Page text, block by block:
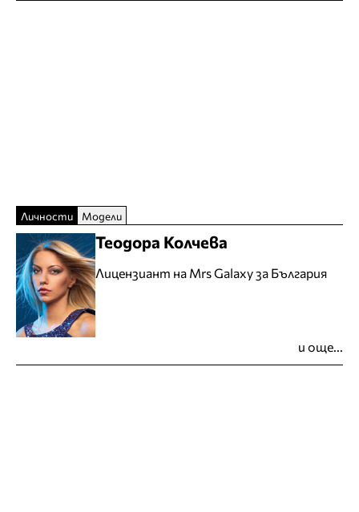
Личности Модели
Теодора Колчева
Лицензиант на Mrs Galaxy за България
и още...